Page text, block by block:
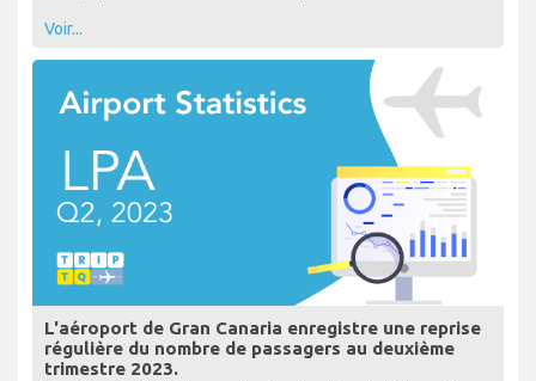
Voir...
L'aéroport de Gran Canaria enregistre une reprise
régulière du nombre de passagers au deuxième
trimestre 2023.